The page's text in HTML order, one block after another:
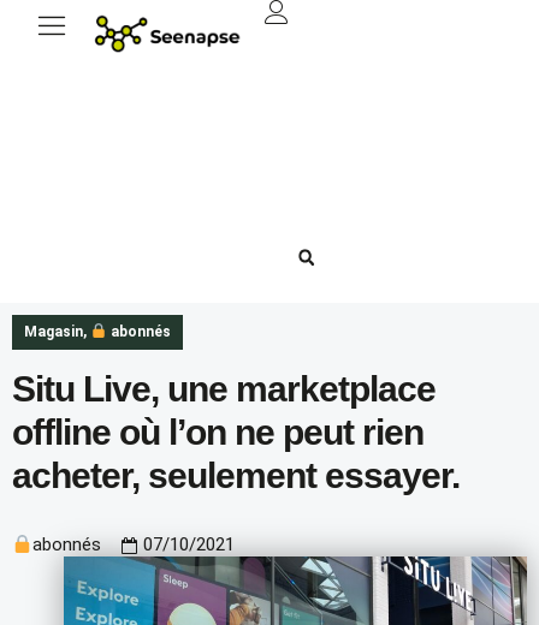
Magasin, abonnés
Situ Live, une marketplace
offline où l’on ne peut rien
acheter, seulement essayer.
abonnés 07/10/2021